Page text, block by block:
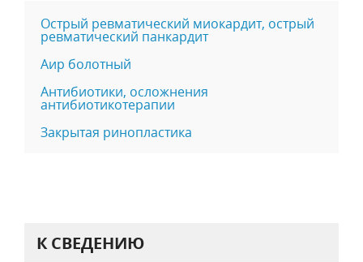
Острый ревматический миокардит, острый
ревматический панкардит
Аир болотный
Антибиотики, осложнения
антибиотикотерапии
Закрытая ринопластика
К СВЕДЕНИЮ